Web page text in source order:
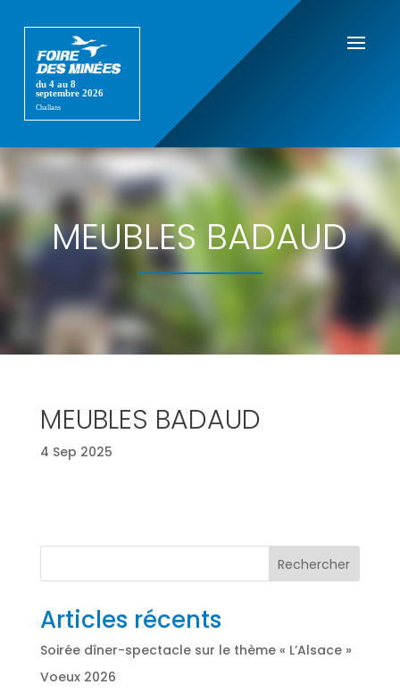
MEUBLES BADAUD
MEUBLES BADAUD
4 Sep 2025
Rechercher
Articles récents
Soirée dîner-spectacle sur le thème « L’Alsace »
Voeux 2026